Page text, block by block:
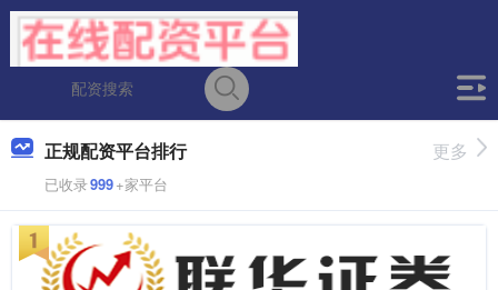
正规配资平台排行
已收录999+家平台
更多